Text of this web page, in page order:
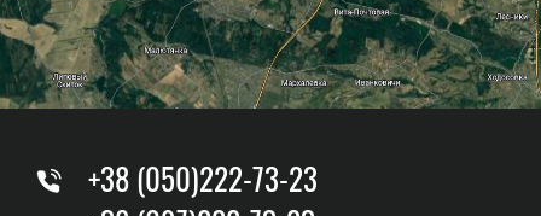
+38 (050)222-73-23